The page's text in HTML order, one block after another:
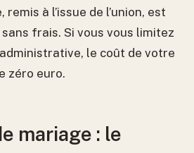
à l’issue de l’union, est
frais. Si vous vous limitez
le coût de votre
zéro euro.
mariage : le